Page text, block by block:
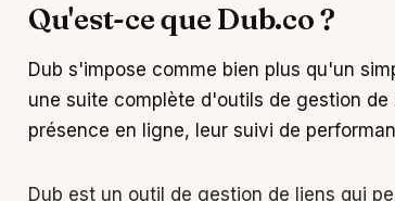
Qu'est-ce que Dub.co ?
Dub s'impose comme bien plus qu'un
une suite complète d'outils de gestion
présence en ligne, leur suivi de
Dub est un outil de gestion de liens qui